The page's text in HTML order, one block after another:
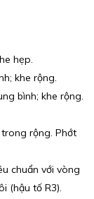
hẹp.
khe rộng.
bình; khe rộng.
rộng. Phớt
chuẩn với vòng
(hậu tố R3).